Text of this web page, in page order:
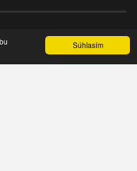
Súhlasím
G 150 4×4 –